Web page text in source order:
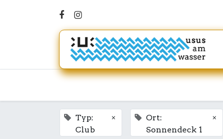
Typ:
Club
×
Ort:
Sonnendeck 1
×